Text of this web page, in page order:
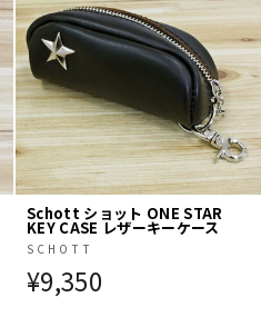
Schott ショット ONE STAR
KEY CASE レザーキーケース
SCHOTT
¥9,350